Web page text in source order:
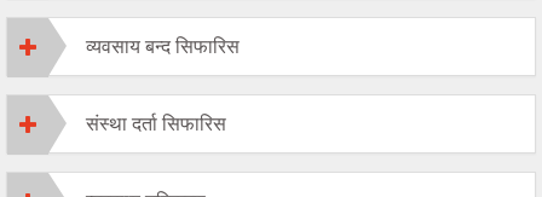
व्यवसाय बन्द सिफारिस
संस्था दर्ता सिफारिस